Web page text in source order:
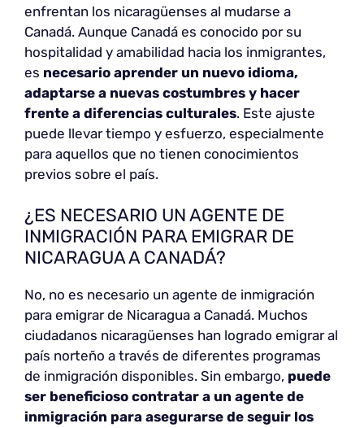
enfrentan los nicaragüenses al mudarse a
Canadá. Aunque Canadá es conocido por su
hospitalidad y amabilidad hacia los inmigrantes,
es necesario aprender un nuevo idioma,
adaptarse a nuevas costumbres y hacer
frente a diferencias culturales. Este ajuste
puede llevar tiempo y esfuerzo, especialmente
para aquellos que no tienen conocimientos
previos sobre el país.
¿ES NECESARIO UN AGENTE DE
INMIGRACIÓN PARA EMIGRAR DE
NICARAGUA A CANADÁ?
No, no es necesario un agente de inmigración
para emigrar de Nicaragua a Canadá. Muchos
ciudadanos nicaragüenses han logrado emigrar al
país norteño a través de diferentes programas
de inmigración disponibles. Sin embargo, puede
ser beneficioso contratar a un agente de
inmigración para asegurarse de seguir los